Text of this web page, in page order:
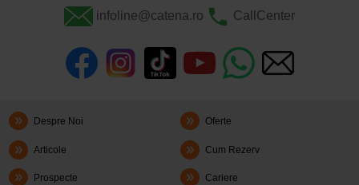
infoline@catena.ro CallCenter
Despre Noi Oferte
Articole Cum Rezerv
Prospecte Cariere